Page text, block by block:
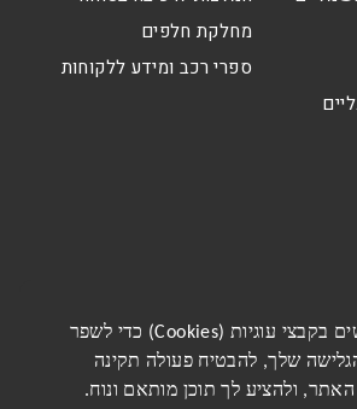
אנו משתמשים בקבצי עוגיות (Cookies) כדי לשפר
שלך, להבטיח פעולה תקינה
ולהציע לך תוכן מותאם ונוח.
מחלקת חלפים
ספרי רכב ומידע ללקוחות